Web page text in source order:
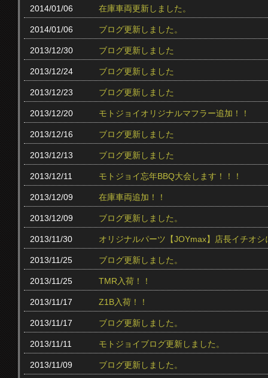
2014/01/06 在庫車両更新しました。
2014/01/06 ブログ更新しました。
2013/12/30 ブログ更新しました
2013/12/24 ブログ更新しました
2013/12/23 ブログ更新しました
2013/12/20 モトジョイオリジナルマフラー追加！！
2013/12/16 ブログ更新しました
2013/12/13 ブログ更新しました
2013/12/11 モトジョイ忘年BBQ大会します！！！
2013/12/09 在庫車両追加！！
2013/12/09 ブログ更新しました。
2013/11/30 オリジナルパーツ【JOYmax】店長イチオ
2013/11/25 ブログ更新しました。
2013/11/25 TMR入荷！！
2013/11/17 Z1B入荷！！
2013/11/17 ブログ更新しました。
2013/11/11 モトジョイブログ更新しました。
2013/11/09 ブログ更新しました。